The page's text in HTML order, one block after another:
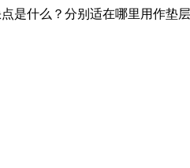
是什么？分别适在哪里用作垫